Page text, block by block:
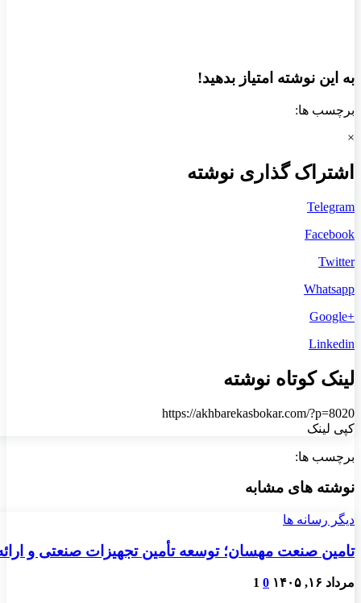
به این نوشته امتیاز بدهید!
برچسب ها:
×
اشتراک گذاری نوشته
Telegram
Facebook
Twitter
Whatsapp
+Google
Linkedin
لینک کوتاه نوشته
https://akhbarekasbokar.com/?p=8020
کپی لینک
برچسب ها:
نوشته های مشابه
دیگر رسانه ها
تامین صنعت مهسان؛ توسعه تأمین تجهیزات صنعتی و
مرداد ۱۶, ۱۴۰۵ 0
1